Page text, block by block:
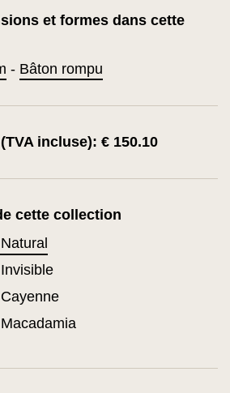
et formes dans cette
- Bâton rompu
incluse): € 150.10
cette collection